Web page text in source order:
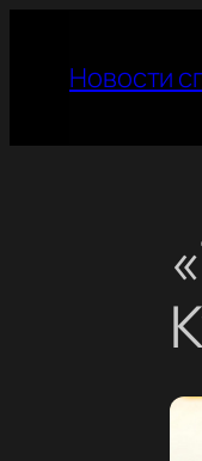
содержимому
Новости